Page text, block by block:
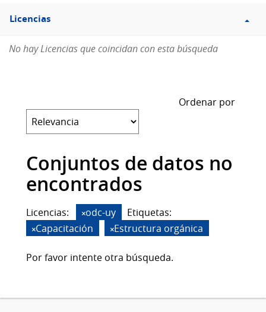
Filtro
Licencias
Licencias
No hay Licencias que coincidan con esta búsqueda
Ordenar por
Conjuntos de datos no
encontrados
Licencias: odc-uy
Etiquetas:
Capacitación
Estructura orgánica
Por favor intente otra búsqueda.